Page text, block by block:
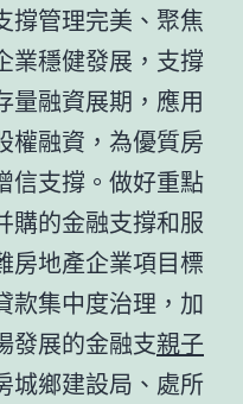
撐管理完美、聚焦
業穩健發展，支撐
量融資展期，應用
權融資，為優質房
信支撐。做好重點
購的金融支撐和服
房地產企業項目標
款集中度治理，加
發展的金融支親子
城鄉建設局、處所